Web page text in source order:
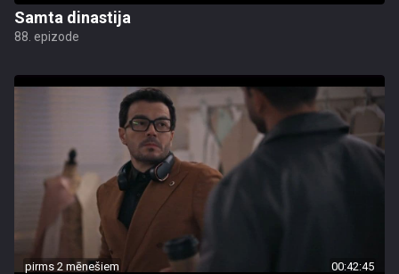
Samta dinastija
88. epizode
pirms 2 mēnešiem 00:42:45